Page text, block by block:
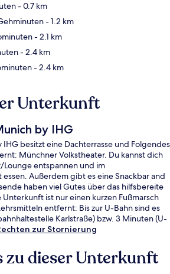
- 0.7 km
- 1.2 km
- 2.1 km
- 2.4 km
- 2.4 km
Unterkunft
by IHG
IHG besitzt eine Dachterrasse und Folgendes
Münchner Volkstheater. Du kannst dich
Lounge entspannen und im
Außerdem gibt es eine Snackbar and
haben viel Gutes über das hilfsbereite
Unterkunft ist nur einen kurzen Fußmarsch
entfernt: Bis zur U-Bahn sind es
Karlstraße) bzw. 3 Minuten (U-
zur Stornierung
zu dieser Unterkunft